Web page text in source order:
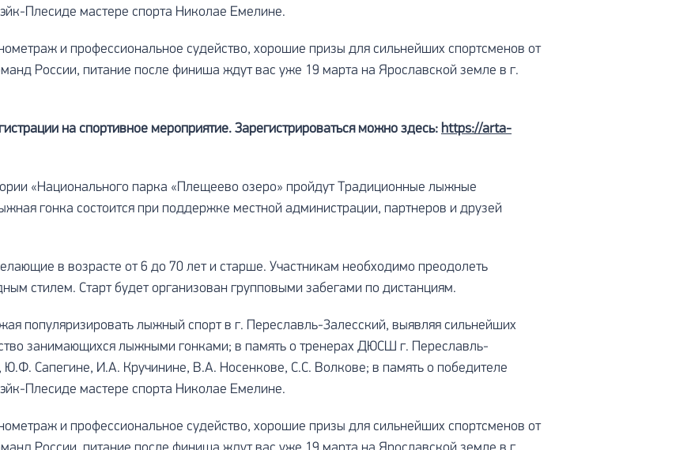
Плесиде мастере спорта Николае Емелине.
и профессиональное судейство, хорошие призы для сильнейших спортсменов от
России, питание после финиша ждут вас уже 19 марта на Ярославской земле в г.
на спортивное мероприятие. Зарегистрироваться можно здесь: https://arta-
«Национального парка «Плещеево озеро» пройдут Традиционные лыжные
гонка состоится при поддержке местной администрации, партнеров и друзей
в возрасте от 6 до 70 лет и старше. Участникам необходимо преодолеть
стилем. Старт будет организован групповыми забегами по дистанциям.
популяризировать лыжный спорт в г. Переславль-Залесский, выявляя сильнейших
занимающихся лыжными гонками; в память о тренерах ДЮСШ г. Переславль-
Сапегине, И.А. Кручинине, В.А. Носенкове, С.С. Волкове; в память о победителе
Плесиде мастере спорта Николае Емелине.
и профессиональное судейство, хорошие призы для сильнейших спортсменов от